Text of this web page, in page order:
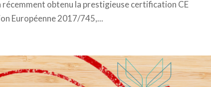
obtenu la prestigieuse certification CE
Européenne 2017/745,...